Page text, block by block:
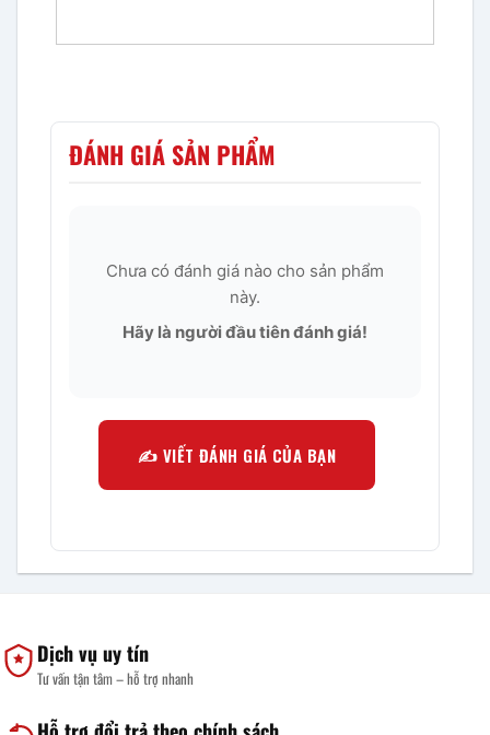
ĐÁNH GIÁ SẢN PHẨM
Chưa có đánh giá nào cho sản phẩm
này.
Hãy là người đầu tiên đánh giá!
✍️ VIẾT ĐÁNH GIÁ CỦA BẠN
Dịch vụ uy tín
Tư vấn tận tâm – hỗ trợ nhanh